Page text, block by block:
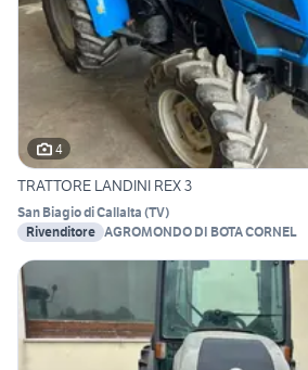
4
TRATTORE LANDINI REX 3
San Biagio di Callalta (TV)
Rivenditore AGROMONDO DI BOTA CORNEL